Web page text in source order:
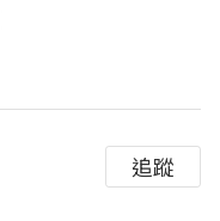
追蹤